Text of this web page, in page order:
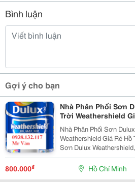
Bình luận
Gợi ý cho bạn
Nhà Phân Phối Sơn
Trời Weathershield
Nhà Phân Phối Sơn
Weathershield Giá Rẻ Hồ Tấn Phát - Công Ty Phân Phối
Sơn Dulux
Ngọai Thất
Tphcm Sơn Nước
800.000₫ Hồ Chí Minh